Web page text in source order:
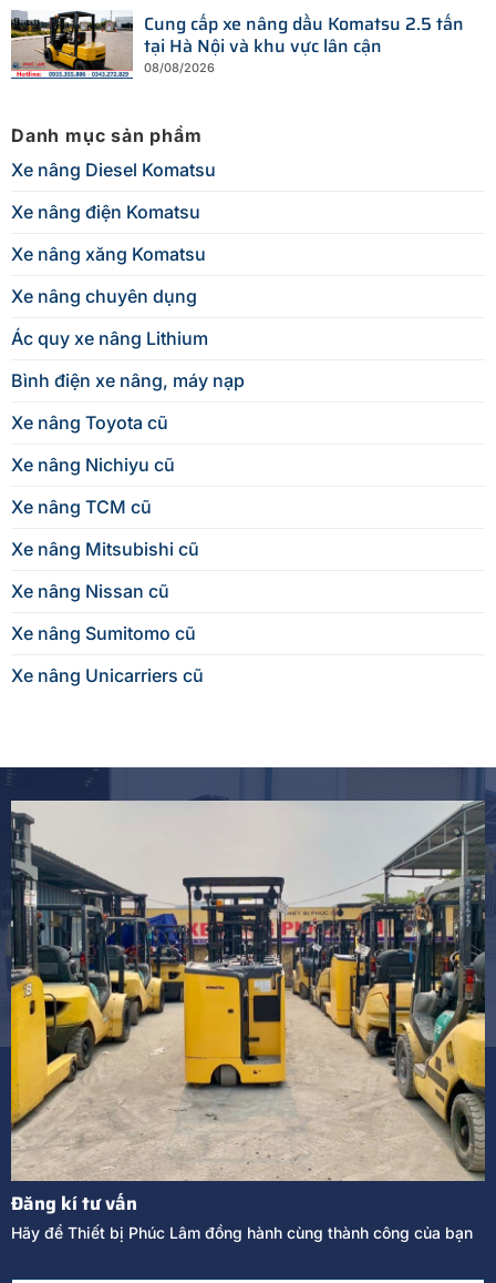
Cung cấp xe nâng dầu Komatsu 2.5 tấn
tại Hà Nội và khu vực lân cận
08/08/2026
Danh mục sản phẩm
Xe nâng Diesel Komatsu
Xe nâng điện Komatsu
Xe nâng xăng Komatsu
Xe nâng chuyên dụng
Ác quy xe nâng Lithium
Bình điện xe nâng, máy nạp
Xe nâng Toyota cũ
Xe nâng Nichiyu cũ
Xe nâng TCM cũ
Xe nâng Mitsubishi cũ
Xe nâng Nissan cũ
Xe nâng Sumitomo cũ
Xe nâng Unicarriers cũ
Đăng kí tư vấn
Hãy để Thiết bị Phúc Lâm đồng hành cùng thành công của bạn